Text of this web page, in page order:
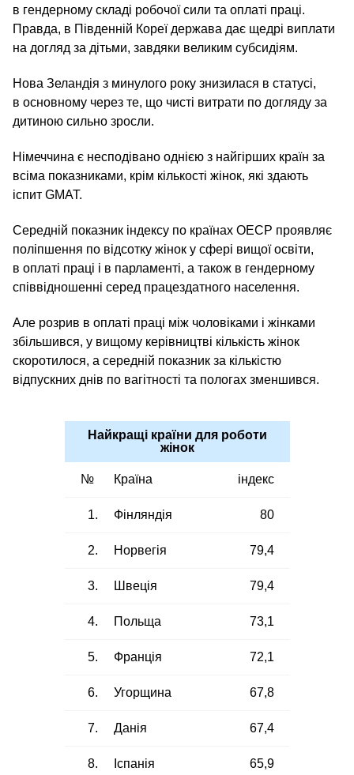
в гендерному складі робочої сили та оплаті праці.
Правда, в Південній Кореї держава дає щедрі виплати
на догляд за дітьми, завдяки великим субсидіям.
Нова Зеландія з минулого року знизилася в статусі,
в основному через те, що чисті витрати по догляду за
дитиною сильно зросли.
Німеччина є несподівано однією з найгірших країн за
всіма показниками, крім кількості жінок, які здають
іспит GMAT.
Середній показник індексу по країнах ОЕСР проявляє
поліпшення по відсотку жінок у сфері вищої освіти,
в оплаті праці і в парламенті, а також в гендерному
співвідношенні серед працездатного населення.
Але розрив в оплаті праці між чоловіками і жінками
збільшився, у вищому керівництві кількість жінок
скоротилося, а середній показник за кількістю
відпускних днів по вагітності та пологах зменшився.
Найкращі країни для роботи
жінок
№ Країна індекс
1. Фінляндія 80
2. Норвегія 79,4
3. Швеція 79,4
4. Польща 73,1
5. Франція 72,1
6. Угорщина 67,8
7. Данія 67,4
8. Іспанія 65,9